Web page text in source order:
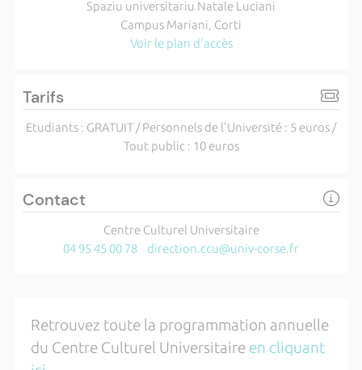
Spaziu universitariu Natale Luciani
Campus Mariani, Corti
Voir le plan d'accès
Tarifs
Etudiants : GRATUIT / Personnels de l'Université : 5 euros /
Tout public : 10 euros
Contact
Centre Culturel Universitaire
04 95 45 00 78
direction.ccu@univ-corse.fr
Retrouvez toute la programmation annuelle
du Centre Culturel Universitaire en cliquant